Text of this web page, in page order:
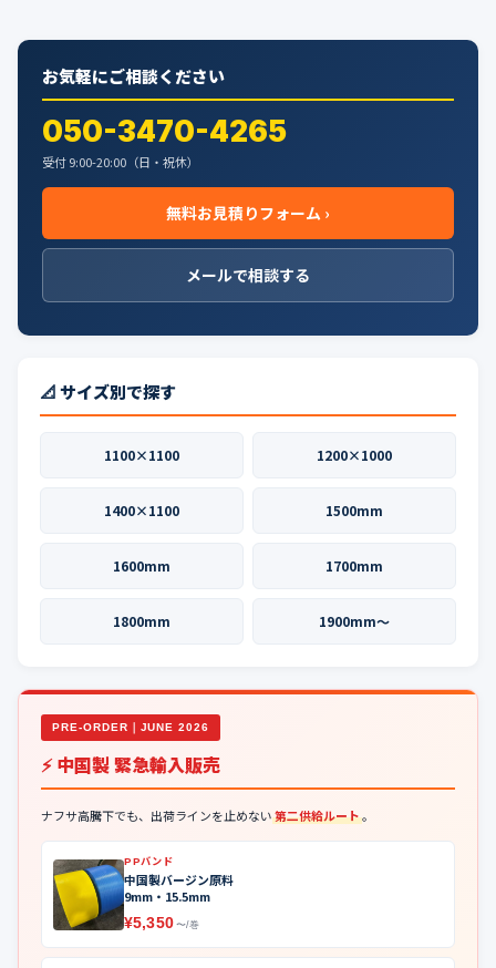
お気軽にご相談ください
050-3470-4265
受付 9:00-20:00（日・祝休）
無料お見積りフォーム ›
メールで相談する
📐 サイズ別で探す
1100×1100 1200×1000
1400×1100 1500mm
1600mm 1700mm
1800mm 1900mm〜
PRE-ORDER｜JUNE 2026
⚡ 中国製 緊急輸入販売
ナフサ高騰下でも、出荷ラインを止めない第二供給ルート。
PPバンド
中国製バージン原料
9mm・15.5mm
¥5,350 〜/巻